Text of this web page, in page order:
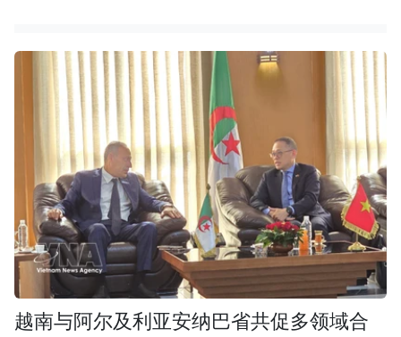
越南与阿尔及利亚安纳巴省共促多领域合